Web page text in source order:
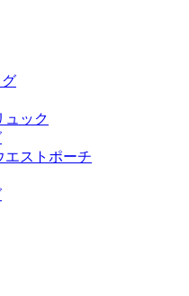
ュック
エストポーチ